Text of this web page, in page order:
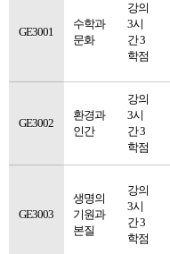
GE3001
수학과
문화
강의
3시
간 3
학점
GE3002
환경과
인간
강의
3시
간 3
학점
GE3003
생명의
기원과
본질
강의
3시
간 3
학점